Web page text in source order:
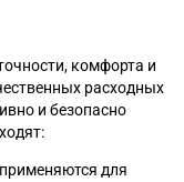
комфорта и
расходных
и безопасно
для